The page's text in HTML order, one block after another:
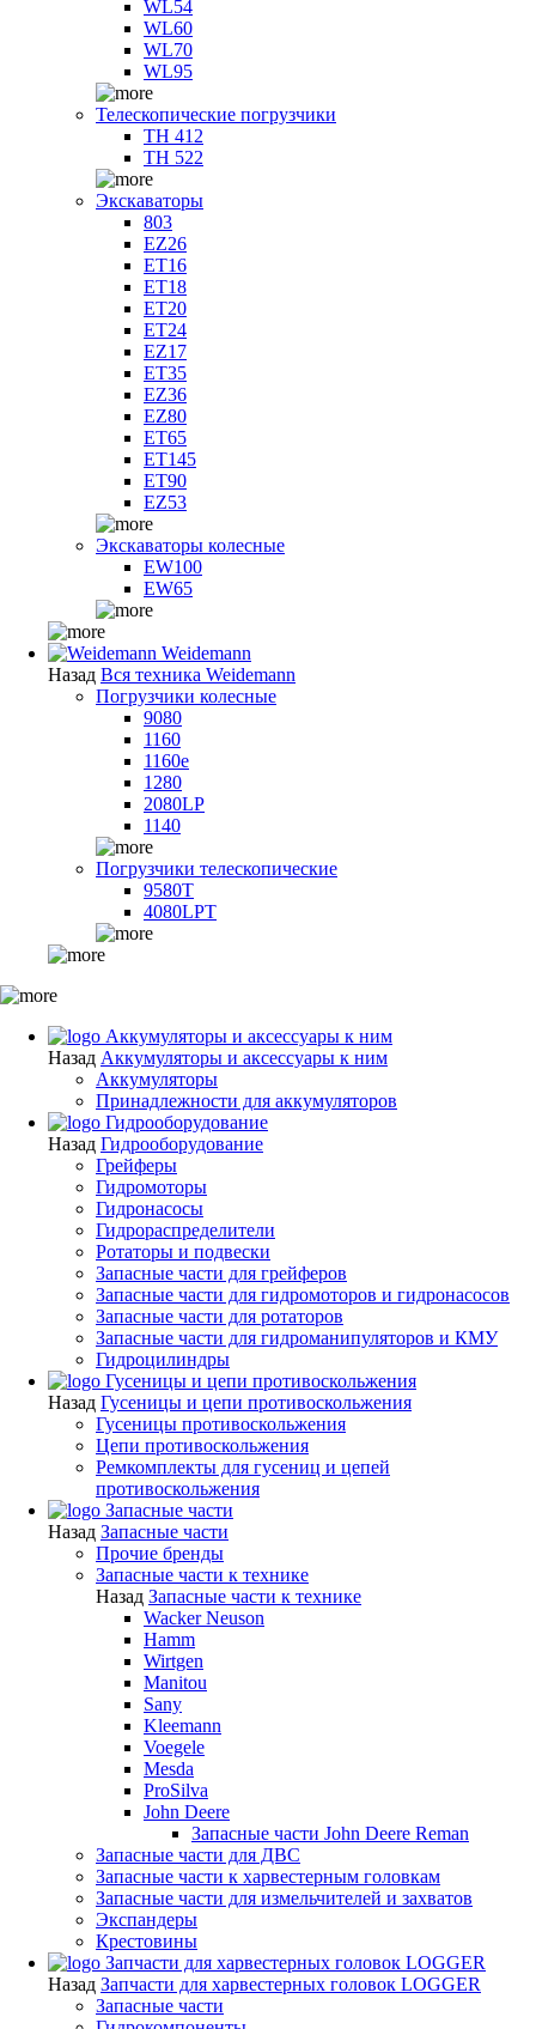
WL54
WL60
WL70
WL95
Телескопические погрузчики
TH 412
TH 522
Экскаваторы
803
EZ26
ET16
ET18
ET20
ET24
EZ17
ET35
EZ36
EZ80
ET65
ET145
ET90
EZ53
Экскаваторы колесные
EW100
EW65
Weidemann
Назад Вся техника Weidemann
Погрузчики колесные
9080
1160
1160e
1280
2080LP
1140
Погрузчики телескопические
9580T
4080LPT
Аккумуляторы и аксессуары к ним
Назад Аккумуляторы и аксессуары к ним
Аккумуляторы
Принадлежности для аккумуляторов
Гидрооборудование
Назад Гидрооборудование
Грейферы
Гидромоторы
Гидронасосы
Гидрораспределители
Ротаторы и подвески
Запасные части для грейферов
Запасные части для гидромоторов и гидронасосов
Запасные части для ротаторов
Запасные части для гидроманипуляторов и КМУ
Гидроцилиндры
Гусеницы и цепи противоскольжения
Назад Гусеницы и цепи противоскольжения
Гусеницы противоскольжения
Цепи противоскольжения
Ремкомплекты для гусениц и цепей
противоскольжения
Запасные части
Назад Запасные части
Прочие бренды
Запасные части к технике
Назад Запасные части к технике
Wacker Neuson
Hamm
Wirtgen
Manitou
Sany
Kleemann
Voegele
Mesda
ProSilva
John Deere
Запасные части John Deere Reman
Запасные части для ДВС
Запасные части к харвестерным головкам
Запасные части для измельчителей и захватов
Экспандеры
Крестовины
Запчасти для харвестерных головок LOGGER
Назад Запчасти для харвестерных головок LOGGER
Запасные части